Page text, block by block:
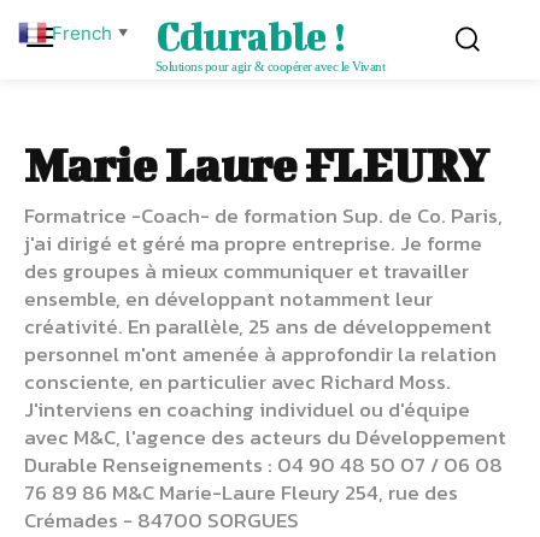
Cdurable !
Solutions pour agir & coopérer avec le Vivant
Marie Laure FLEURY
Formatrice -Coach- de formation Sup. de Co. Paris,
j'ai dirigé et géré ma propre entreprise. Je forme
des groupes à mieux communiquer et travailler
ensemble, en développant notamment leur
créativité. En parallèle, 25 ans de développement
personnel m'ont amenée à approfondir la relation
consciente, en particulier avec Richard Moss.
J'interviens en coaching individuel ou d'équipe
avec M&C, l'agence des acteurs du Développement
Durable Renseignements : 04 90 48 50 07 / 06 08
76 89 86 M&C Marie-Laure Fleury 254, rue des
Crémades - 84700 SORGUES
French ▼